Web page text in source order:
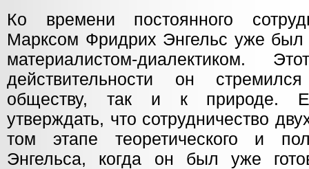
Ко времени постоянного
Марксом Фридрих Энгельс уже
материалистом-диалектиком.
действительности он
обществу, так и к природе.
утверждать, что сотрудничество
том этапе теоретического и
Энгельса, когда он был уже